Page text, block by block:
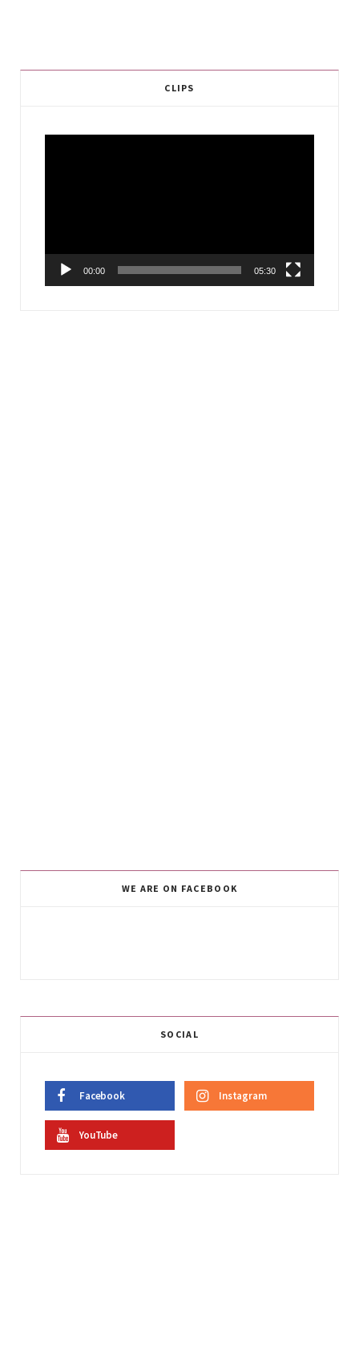
CLIPS
00:00 05:30
WE ARE ON FACEBOOK
SOCIAL
Facebook Instagram
YouTube